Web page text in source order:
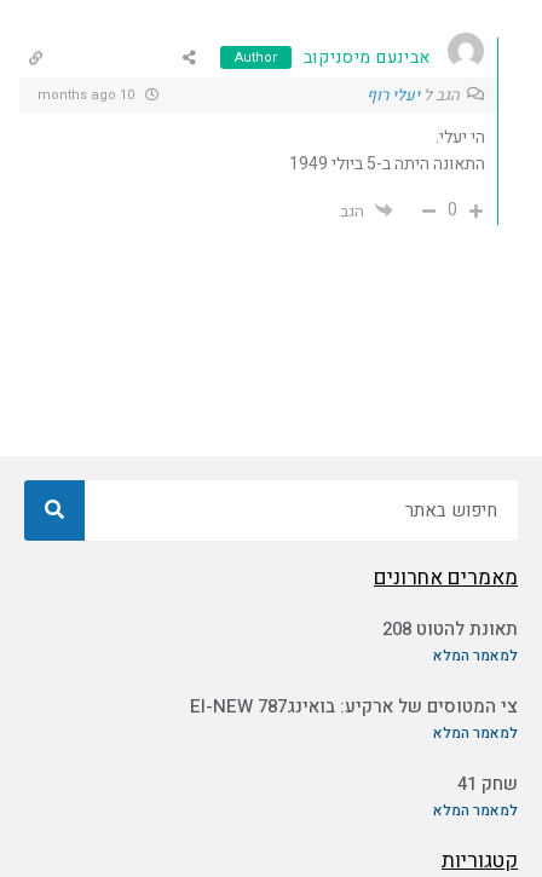
אבינעם מיסניקוב Author
הגב ליעלי רוף
הי יעלי.
התאונה היתה ב-5 ביולי 1949
0
הגב
מאמרים אחרונים
תאונת להטוט 208
למאמר המלא
צי המטוסים של ארקיע: בואינג787 EI-NEW
למאמר המלא
שחק 41
למאמר המלא
קטגוריות